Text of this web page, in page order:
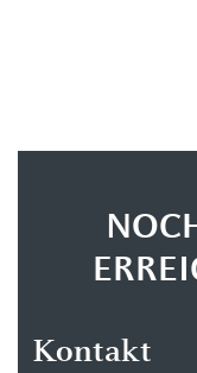
Kontakt